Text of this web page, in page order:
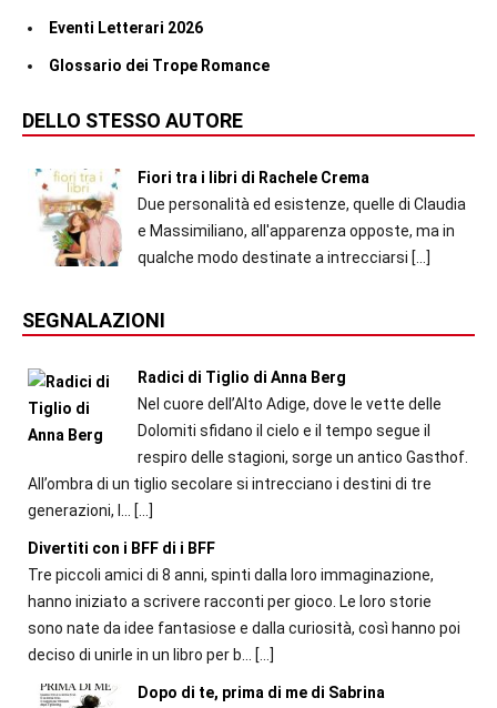
Eventi Letterari 2026
Glossario dei Trope Romance
DELLO STESSO AUTORE
Fiori tra i libri di Rachele Crema
Due personalità ed esistenze, quelle di Claudia
e Massimiliano, all'apparenza opposte, ma in
qualche modo destinate a intrecciarsi […]
SEGNALAZIONI
Radici di Tiglio di Anna Berg
Nel cuore dell’Alto Adige, dove le vette delle
Dolomiti sfidano il cielo e il tempo segue il
respiro delle stagioni, sorge un antico Gasthof.
All’ombra di un tiglio secolare si intrecciano i destini di tre
generazioni, l...
[…]
Divertiti con i BFF di i BFF
Tre piccoli amici di 8 anni, spinti dalla loro immaginazione,
hanno iniziato a scrivere racconti per gioco. Le loro storie
sono nate da idee fantasiose e dalla curiosità, così hanno poi
deciso di unirle in un libro per b...
[…]
Dopo di te, prima di me di Sabrina